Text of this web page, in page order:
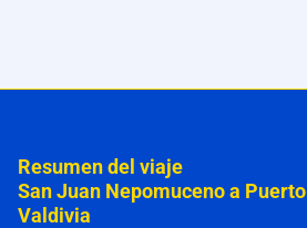
Resumen del viaje
San Juan Nepomuceno a Puerto
Valdivia